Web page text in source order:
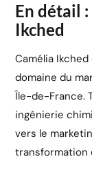
En détail
Ikched
Camélia
domaine du
Île-de-France.
ingénierie
vers le
transformation